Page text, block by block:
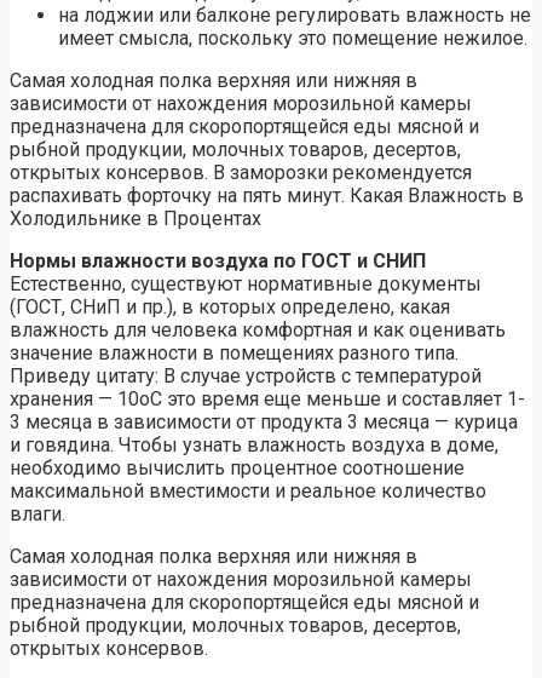
на лоджии или балконе регулировать влажность не
имеет смысла, поскольку это помещение нежилое.
Самая холодная полка верхняя или нижняя в
зависимости от нахождения морозильной камеры
предназначена для скоропортящейся еды мясной и
рыбной продукции, молочных товаров, десертов,
открытых консервов. В заморозки рекомендуется
распахивать форточку на пять минут. Какая Влажность в
Холодильнике в Процентах
Нормы влажности воздуха по ГОСТ и СНИП
Естественно, существуют нормативные документы
(ГОСТ, СНиП и пр.), в которых определено, какая
влажность для человека комфортная и как оценивать
значение влажности в помещениях разного типа.
Приведу цитату: В случае устройств с температурой
хранения — 10oC это время еще меньше и составляет 1-
3 месяца в зависимости от продукта 3 месяца — курица
и говядина. Чтобы узнать влажность воздуха в доме,
необходимо вычислить процентное соотношение
максимальной вместимости и реальное количество
влаги.
Самая холодная полка верхняя или нижняя в
зависимости от нахождения морозильной камеры
предназначена для скоропортящейся еды мясной и
рыбной продукции, молочных товаров, десертов,
открытых консервов.